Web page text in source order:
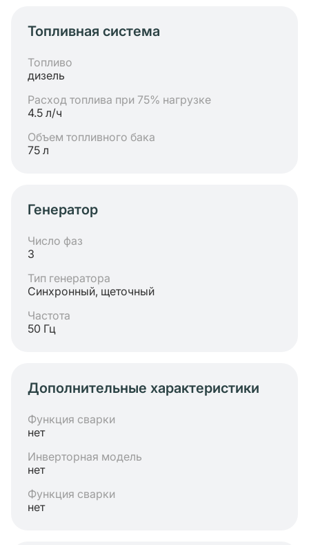
Топливная система
Топливо
дизель
Расход топлива при 75% нагрузке
4.5 л/ч
Объем топливного бака
75 л
Генератор
Число фаз
3
Тип генератора
Синхронный, щеточный
Частота
50 Гц
Дополнительные характеристики
Функция сварки
нет
Инверторная модель
нет
Функция сварки
нет